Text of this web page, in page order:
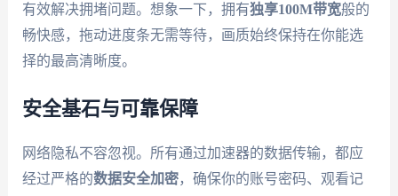
有效解决拥堵问题。想象一下，拥有独享100M带宽般的
畅快感，拖动进度条无需等待，画质始终保持在你能选
择的最高清晰度。
安全基石与可靠保障
网络隐私不容忽视。所有通过加速器的数据传输，都应
经过严格的数据安全加密，确保你的账号密码、观看记